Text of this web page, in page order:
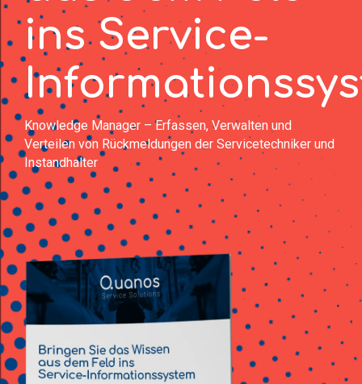
ins Service-
Knowledge Manager – Erfassen, Verwalten und
Verteilen von Rückmeldungen der Servicetechniker und
Instandhalter